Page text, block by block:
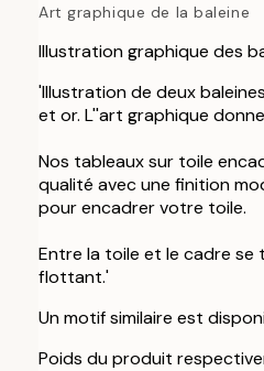
Art graphique de la baleine
Illustration graphique des
'Illustration de deux
et or. L''art graphique
Nos tableaux sur toile
qualité avec une finition
pour encadrer votre toile.
Entre la toile et le cadre se
flottant.'
Un motif similaire est
Poids du produit